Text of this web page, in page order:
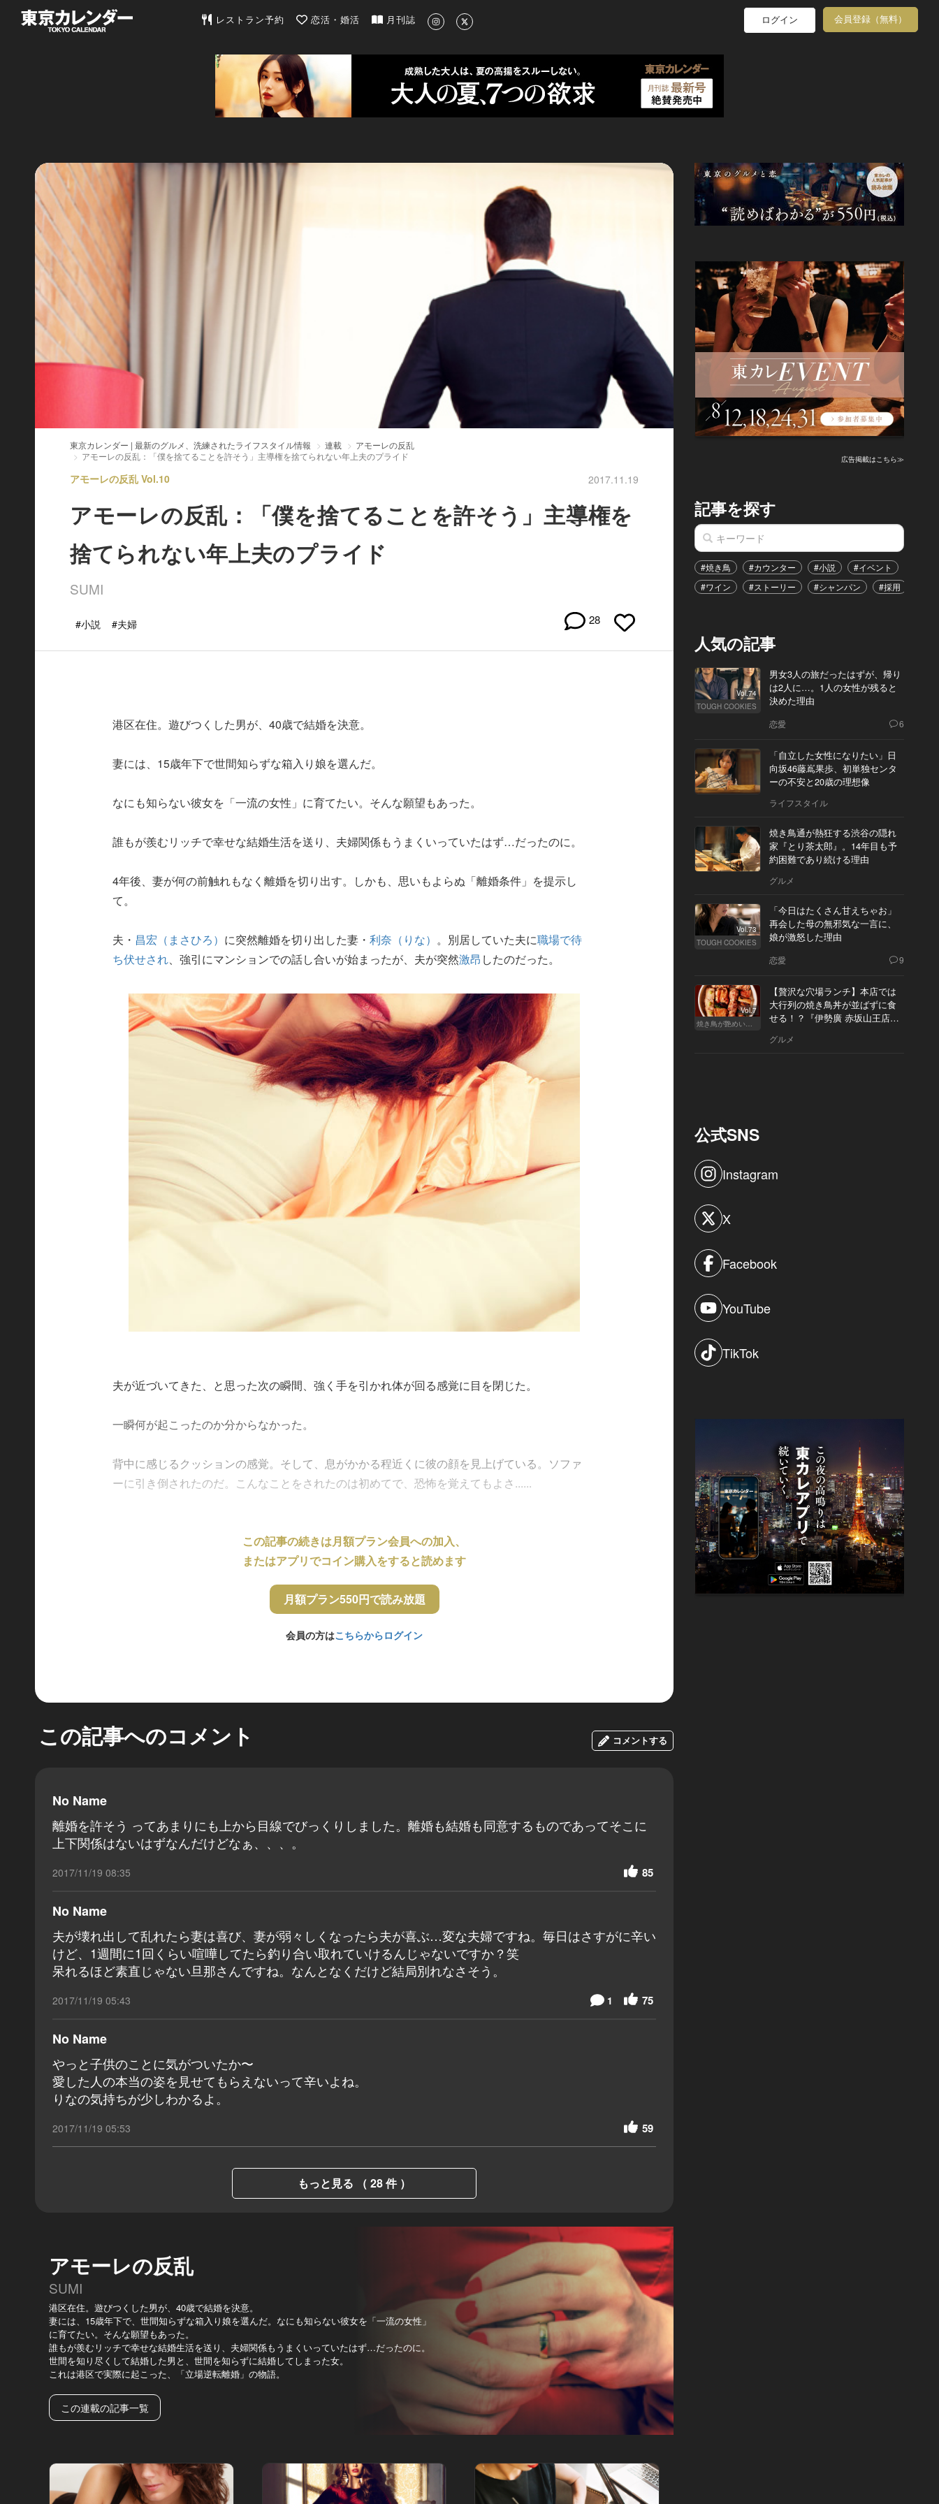
東京カレンダー | 最新のグルメ、洗練されたライフスタイル情報
レストラン予約 恋活・婚活 月刊誌 ログイン 会員登録（無料）
東京カレンダー | 最新のグルメ、洗練されたライフスタイル情報 連載
アモーレの反乱
アモーレの反乱：「僕を捨てることを許そう」主導権を捨てられない年上夫のプライド
アモーレの反乱 Vol.10 2017.11.19
アモーレの反乱：「僕を捨てることを許そう」主導権を
捨てられない年上夫のプライド
SUMI
#小説 #夫婦 28
港区在住。遊びつくした男が、40歳で結婚を決意。
妻には、15歳年下で世間知らずな箱入り娘を選んだ。
なにも知らない彼女を「一流の女性」に育てたい。そんな願望もあった。
誰もが羨むリッチで幸せな結婚生活を送り、夫婦関係もうまくいっていたはず…だったのに。
4年後、妻が何の前触れもなく離婚を切り出す。しかも、思いもよらぬ「離婚条件」を提示し
て。
夫・ 昌宏（まさひろ） に突然離婚を切り出した妻・利奈（りな） 。別居していた夫に職場で待
ち伏せされ、強引にマンションでの話し合いが始まったが、夫が突然激昂 したのだった。
夫が近づいてきた、と思った次の瞬間、強く手を引かれ体が回る感覚に目を閉じた。
一瞬何が起こったのか分からなかった。
背中に感じるクッションの感覚。そして、息がかかる程近くに彼の顔を見上げている。ソファ
ーに引き倒されたのだ。こんなことをされたのは初めてで、恐怖を覚えてもよさ......
この記事の続きは月額プラン会員への加入、
またはアプリでコイン購入をすると読めます
月額プラン550円で読み放題
会員の方はこちらからログイン
この記事へのコメント コメントする
No Name
離婚を許そう ってあまりにも上から目線でびっくりしました。離婚も結婚も同意するものであってそこに
上下関係はないはずなんだけどなぁ、、、。
2017/11/19 08:35 85
No Name
夫が壊れ出して乱れたら妻は喜び、妻が弱々しくなったら夫が喜ぶ…変な夫婦ですね。毎日はさすがに辛い
けど、1週間に1回くらい喧嘩してたら釣り合い取れていけるんじゃないですか？笑
呆れるほど素直じゃない旦那さんですね。なんとなくだけど結局別れなさそう。
2017/11/19 05:43 75
1
No Name
やっと子供のことに気がついたか〜
愛した人の本当の姿を見せてもらえないって辛いよね。
りなの気持ちが少しわかるよ。
2017/11/19 05:53 59
もっと見る （ 28 件 ）
アモーレの反乱
SUMI
港区在住。遊びつくした男が、40歳で結婚を決意。
妻には、15歳年下で、世間知らずな箱入り娘を選んだ。なにも知らない彼女を「一流の女性」
に育てたい。そんな願望もあった。
誰もが羨むリッチで幸せな結婚生活を送り、夫婦関係もうまくいっていたはず…だったのに。
世間を知り尽くして結婚した男と、世間を知らずに結婚してしまった女。
これは港区で実際に起こった、「立場逆転離婚」の物語。
この連載の記事一覧
広告掲載はこちら≫
記事を探す
#焼き鳥 #カウンター #小説 #イベント
#ワイン
#ストーリー #シャンパン #採用
人気の記事
Vol.74
TOUGH COOKIES
男女3人の旅だったはずが、帰り
は2人に…。1人の女性が残ると
決めた理由
恋愛 6
「自立した女性になりたい」日
向坂46藤嶌果歩、初単独センタ
ーの不安と20歳の理想像
ライフスタイル
焼き鳥通が熱狂する渋谷の隠れ
家『とり茶太郎』。14年目も予
約困難であり続ける理由
グルメ
Vol.73
TOUGH COOKIES
「今日はたくさん甘えちゃお」
再会した母の無邪気な一言に、
娘が激怒した理由
恋愛 9
Vol.7
焼き鳥が艶めいてきた
【贅沢な穴場ランチ】本店では
大行列の焼き鳥丼が並ばずに食
せる！？『伊勢廣 赤坂山王店』
グルメ
公式SNS
Instagram
X
Facebook
YouTube
TikTok